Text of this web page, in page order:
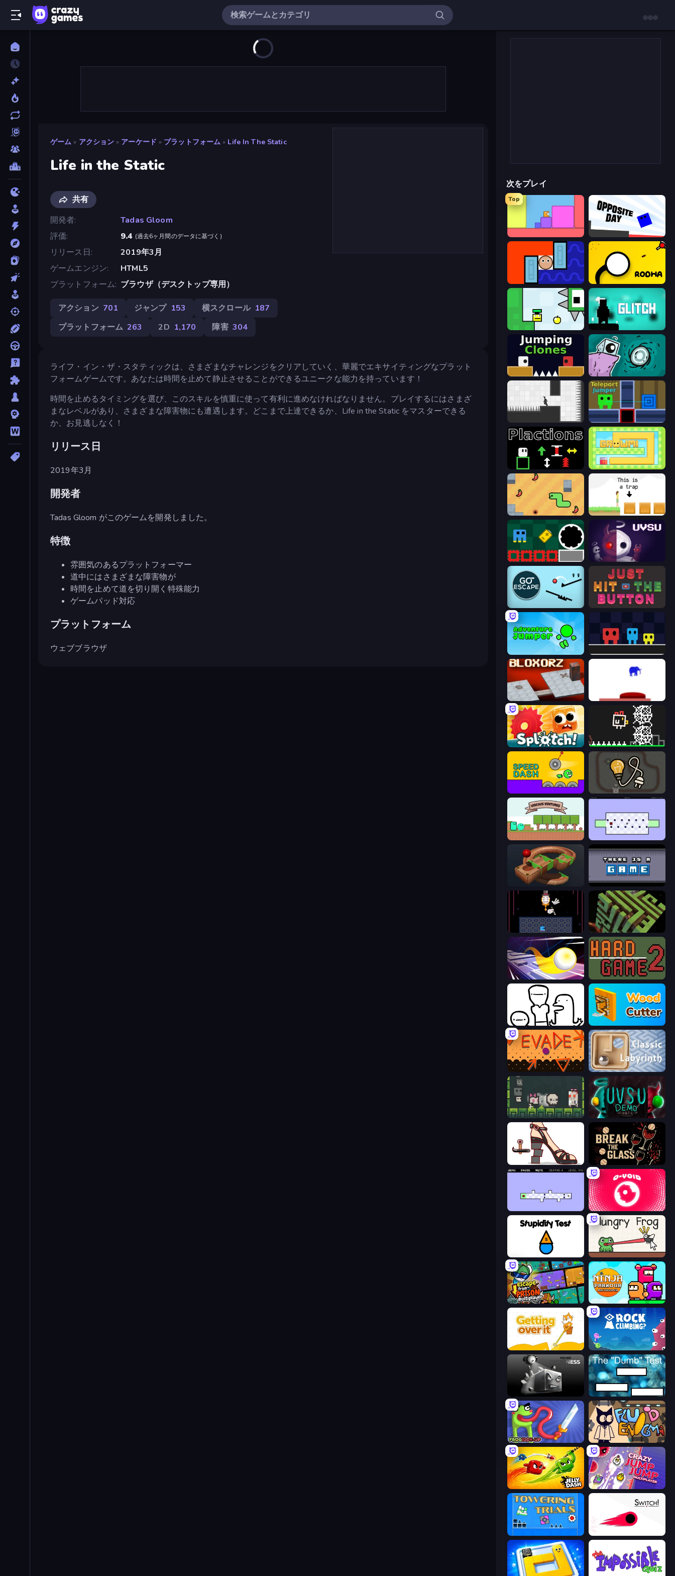
ゲーム » アクション » アーケード » プラットフォーム » Life In The Static
Life in the Static
共有
開発者
Tadas Gloom
評価
9.4 (過去6ヶ月間のデータに基づく )
リリース日
2019年3月
ゲームエンジン
HTML5
プラットフォーム ブラウザ（デスクトップ専用）
アクション 701 ジャンプ 153 横スクロール 187
プラットフォーム 263 2D 1,170 障害 304
ライフ・イン・ザ・スタティックは、さまざまなチャレンジをクリアしていく、華麗でエキサイティングなプラット
フォームゲームです。あなたは時間を止めて静止させることができるユニークな能力を持っています！
時間を止めるタイミングを選び、このスキルを慎重に使って有利に進めなければなりません。プレイするにはさまざ
まなレベルがあり、さまざまな障害物にも遭遇します。どこまで上達できるか、Life in the Static をマスターできる
か、お見逃しなく！
リリース日
2019年3月
開発者
Tadas Gloom がこのゲームを開発しました。
特徴
雰囲気のあるプラットフォーマー
道中にはさまざまな障害物が
時間を止めて道を切り開く特殊能力
ゲームパッド対応
プラットフォーム
ウェブブラウザ
次をプレイ
Top
Opposite Day
Lava and Aqua Rodha
Jumping Clones Tilo
Teleport Jumper
Plactions Growmi
SSSPICY! The Unfair Platformer
Jump and Hover UVSU
Just Hit the Button
Adventure Jumper
Bloxorz This Is The Only Level
Splotch! Chicken and Bee
Light The Lamp
Viscous Ventures World's Hardest Game
Marble Run There Is No Game
Just One Boss Maze Planet 3D
Leap and Avoid 2 Hard Game 2
I Don't Even Know Wood Cutter - Saw
Evade Classic Labyrinth 3D
A Grim Chase UVSU Demo
Kakato Otoshi Break the Glass
O-VOID
Stupidity Test Hungry Frog
Escape From Prison Multiplayer Ninja Parkour Multiplayer
Getting Over It Rock Climbing?
Sqube Darkness The Dumb Test
Frogiddy Fluid Enigma
Jelly Dash Crazy Jump Jump Multiplayer
Switch!